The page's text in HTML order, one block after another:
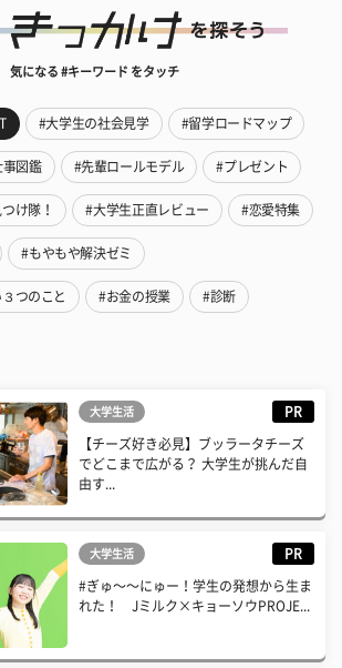
気になる #キーワード をタッチ
#大学生の社会見学 #留学ロードマップ
事図鑑 #先輩ロールモデル #プレゼント
け隊！ #大学生正直レビュー #恋愛特集
#もやもや解決ゼミ
つのこと #お金の授業 #診断
大学生活 PR
【チーズ好き必見】ブッラータチーズ
でどこまで広がる？ 大学生が挑んだ自
由す...
大学生活 PR
#ぎゅ〜〜にゅー！学生の発想から生ま
れた！ Jミルク×キョーソウPROJE...